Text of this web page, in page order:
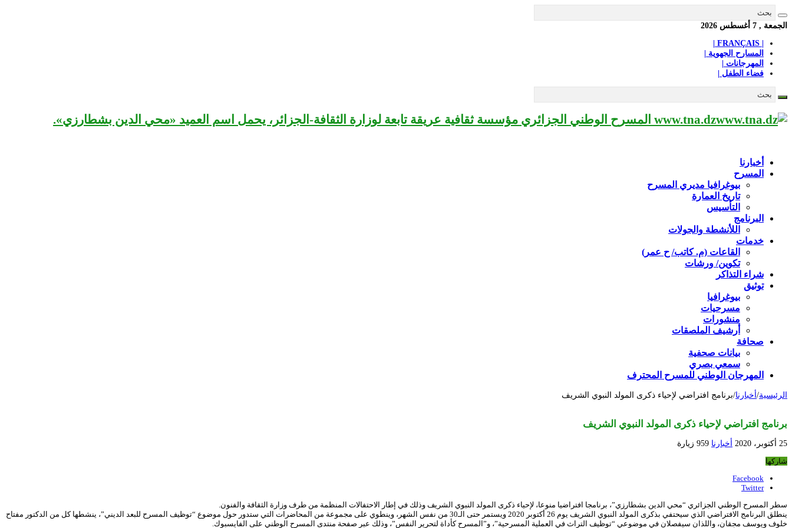
الجمعة , 7 أغسطس 2026
المسارح الجهوية |
المهرجانات |
فضاء الطفل |
www.tna.dz المسرح الوطني الجزائري مؤسسة ثقافية عريقة تابعة لوزارة الثقافة-الجزائر، يحمل اسم العميد «محي الدين بشطارزي».
أخبارنا
المسرح
بيوغرافيا مديري المسرح
تاريخ العمارة
التأسيس
البرنامج
اللأنشطة والجولات
خدمات
القاعات (م. كاتب/ ح عمر)
تكوين/ ورشات
شراء التذاكر
توثيق
بيوغرافيا
مسرحيات
منشورات
أرشيف الملصقات
صحافة
بيانات صحفية
سمعي بصري
المهرجان الوطني للمسرح المحترف
الرئيسية/ أخبارنا/برنامج افتراضي لإحياء ذكرى المولد النبوي الشريف
برنامج افتراضي لإحياء ذكرى المولد النبوي الشريف
25 أكتوبر، 2020 أخبارنا 959 زيارة
شاركها
Facebook
Twitter
سطر المسرح الوطني الجزائري “محي الدين بشطارزي”، برنامجا افتراضيا منوعا، لإحياء ذكرى المولد النبوي الشريف وذلك في إطار الاحتفالات المنظمة من طرف وزارة الثقافة والفنون.
ينطلق البرنامج الافتراضي الذي سيحتفي بذكرى المولد النبوي الشريف يوم 26 أكتوبر 2020 ويستمر حتى الـ30 من نفس الشهر، وينطوي على مجموعة من المحاضرات التي ستدور حول موضوع “توظيف المسرح للبعد الديني”، ينشطها كل من الدكتور مفتاح
خلوف ويوسف مجقان، واللذان سيفصلان في موضوعي “توظيف التراث في العملية المسرحية”، و”المسرح كأداة لتحرير النفس”، وذلك عبر صفحة منتدى المسرح الوطني على الفايسبوك.